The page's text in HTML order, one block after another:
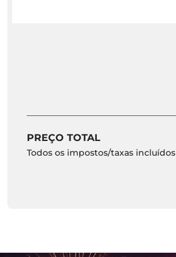
PREÇO TOTAL
Todos os impostos/taxas incluídos